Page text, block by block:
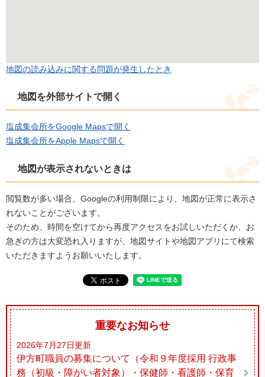
地図の読み込みに関する問題が発生したとき
地図を外部サイトで開く
塩成集会所をGoogle Mapsで開く
塩成集会所をApple Mapsで開く
地図が表示されないときは
閲覧数が多い場合、Googleの利用制限により、地図が正常に表示さ
れないことがございます。
そのため、時間を空けてから再度アクセスをお試しいただくか、お
急ぎの方は大変恐れ入りますが、地図サイトや地図アプリにて検索
いただきますようお願いいたします。
重要なお知らせ
2026年7月27日更新
伊方町職員の募集について（令和９年度採用 行政事
務（初級・障がい者対象）・保健師・看護師・保育